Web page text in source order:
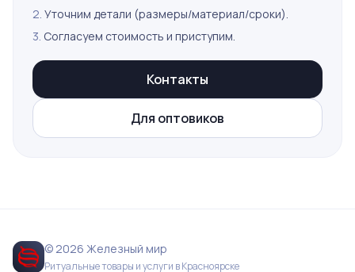
2. Уточним детали (размеры/материал/сроки).
3. Согласуем стоимость и приступим.
Контакты
Для оптовиков
© 2026 Железный мир
Ритуальные товары и услуги в Красноярске